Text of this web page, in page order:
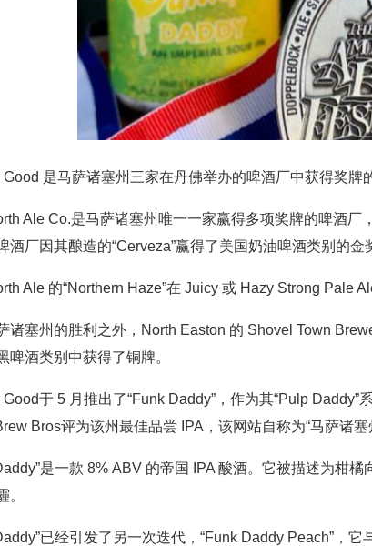
Good 是马萨诸塞州三家在丹佛举办的啤酒厂中获得奖牌
Ale Co.是马萨诸塞州唯一一家赢得多项奖牌的啤酒
酒厂因其酿造的“Cerveza”赢得了美国奶油啤酒类别的金
Ale 的“Northern Haze”在 Juicy 或 Hazy Strong Pale
诸塞州的胜利之外，North Easton 的 Shovel Town
啤酒类别中获得了铜牌。
Good于 5 月推出了“Funk Daddy”，作为其“Pulp Daddy”
Bros评为该州最佳品尝 IPA，该网站自称为“马萨诸塞
是一款 8% ABV 的帝国 IPA 酸酒。它被描述为柑
。
已经引发了另一次迭代，“Funk Daddy Peach”，